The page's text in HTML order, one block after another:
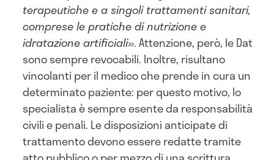
terapeutiche e a singoli trattamenti sanitari,
comprese le pratiche di nutrizione e
idratazione artificiali». Attenzione, però, le Dat
sono sempre revocabili. Inoltre, risultano
vincolanti per il medico che prende in cura un
determinato paziente: per questo motivo, lo
specialista è sempre esente da responsabilità
civili e penali. Le disposizioni anticipate di
trattamento devono essere redatte tramite